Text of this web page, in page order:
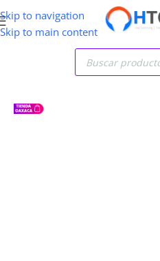
Skip to navigation
Skip to main content